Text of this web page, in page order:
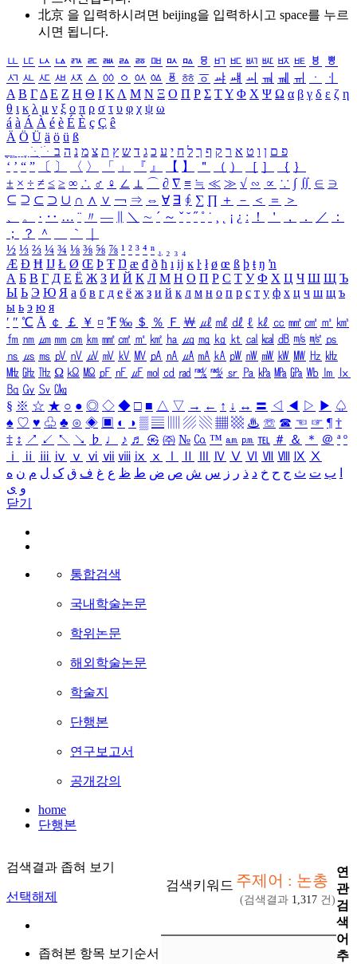
北京 을 입력하시려면 beijing을 입력하시고 space를 누르
시면 됩니다.
ㅥ ㅦ ㅧ ㅨ ㅩ ㅪ ㅫ ㅬ ㅭ ㅮ ㅯ ㅰ ㅱ ㅲ ㅳ ㅴ ㅵ ㅶ ㅷ ㅸ
ㅹ
ㅺ ㅻ ㅼ ㅽ ㅾ ㅿ ㆀ ㆁ ㆂ ㆃ ㆄ ㆅ ㆆ ㆇ ㆈ ㆉ ㆊ ㆋ ㆌ ㆍ
ㆎ
Α Β ΓΔ Ε Ζ Η Θ Ι ΚΛ Μ Ν Ξ Ο Π Ρ Σ ΤΥ Φ Χ Ψ Ω α β γ δ ε ζ η
θ ι κ λ μ ν ξ ο π ρ σ τ υ φ χ ψ ω
á à Á À é è É È ç Ç ê
Ä Ö Ü ä ö ü ß
ִֶֹ ֻּ ׁׂ פ ם ן ו ט א ר ק ף ך ל ח י ע כ ג ד ש ץ ת צ מ נ ה ב
‘ ’ “ ” 〔 〕 〈 〉 「 」 『 』 【 】 ＂ （ ） ［ ］ ｛ ｝
± × ÷ ≠ ≤ ≥ ∞ ∴ ♂ ♀ ∠ ⊥ ⌒ ∂ ∇ ≡ ≒ ≪ ≫ √ ∽ ∝ ∵ ∫ ∬ ∈ ∋
⊆ ⊇ ⊂ ⊃ ∪ ∩ ∧ ∨ ￢ ⇒ ⇔ ∀ ∃ ∮ ∑ ∏ ＋ － ＜ ＝
＞
、
。 · ‥ … ¨ 〃 ― ＼ ∼ ´ ～ ˇ ˘ ˝ ˚ ˙ ¸ ¡ ¿ ː ！ ＇ ， ． ／
：
；
？ ＾ ｀
½ ⅓ ⅔ ¼ ¾ ⅛ ⅜ ⅝ ⅞ ¹ ² ³ ⁴ ⁿ ₁ ₂ ₃ ₄
Æ Ð Ħ Ĳ Ł Ø Œ Þ Ŧ Ŋ æ đ ð ħ ı ĳ ĸ ŀ ł ø œ ß þ ŧ ŋ ŉ
А Б В Г Д Е Ё Ж З И Й К Л М Н О П Р С Т У Ф Х Ц Ч Ш Щ Ъ
Ы Ь Э Ю Я а б в г д е ё ж з и й к л м н о п р с т у ф х ц ч ш щ ъ
ы ь э ю я
′ ″ ℃ Å ￠ ￡ ￥ ¤ ℉ ‰ ＄ ％ Ｆ ￦ ㎕ ㎖ ㎗ ℓ ㎘ ㏄ ㎣ ㎤ ㎥ ㎦
㎙ ㎚ ㎛ ㎜ ㎝ ㎞ ㎟ ㎠ ㎡ ㎢ ㏊ ㎍ ㎎ ㎏ ㏏ ㎈ ㎉ ㏈ ㎧ ㎨ ㎰
㎱ ㎲ ㎳ ㎴ ㎵ ㎶ ㎷ ㎸ ㎹ ㎀ ㎁ ㎂ ㎃ ㎄ ㎺ ㎻ ㎽ ㎾ ㎿ ㎐ ㎑
㎒ ㎓ ㎔ Ω ㏀ ㏁ ㎊ ㎋ ㎌ ㏖ ㏅ ㎭ ㎮ ㎯ ㏛ ㎩ ㎪ ㎫ ㎬ ㏝ ㏐
㏓
㏃ ㏉ ㏜ ㏆
§ ※ ☆ ★ ○ ● ◎ ◇ ◆ □ ■ △ ▽ → ← ↑ ↓ ↔ 〓 ◁ ◀ ▷ ▶ ♤
♠ ♡ ♥ ♧ ♣ ⊙ ◈ ▣ ◐ ◑ ▒ ▤ ▨ ▧ ▦ ▩ ♨ ☏ ☎ ☜ ☞ ¶ †
‡ ↕ ↗ ↙ ↖ ↘ ♭ ♩ ♪ ♬ ㉿ ㈜ № ㏇ ™ ㏂ ㏘ ℡ ＃ ＆ ＊ ＠ ª º
ⅰ
ⅱ ⅲ ⅳ ⅴ ⅵ ⅶ ⅷ ⅸ ⅹ Ⅳ Ⅴ Ⅵ Ⅶ Ⅷ Ⅸ Ⅹ
ب ت ث ج ح خ د ذ ر ز س ش ص ض ط ظ ع غ ف ق ک ل م ن ه
و ی
닫기
통합검색
국내학술논문
학위논문
해외학술논문
학술지
단행본
연구보고서
공개강의
home
단행본
검색결과 좁혀 보기
선택해제
좁혀본 항목 보기순서
검색키워드 주제어 : 논총
(검색결과 1,317 건)
연
관
검
색
어
추